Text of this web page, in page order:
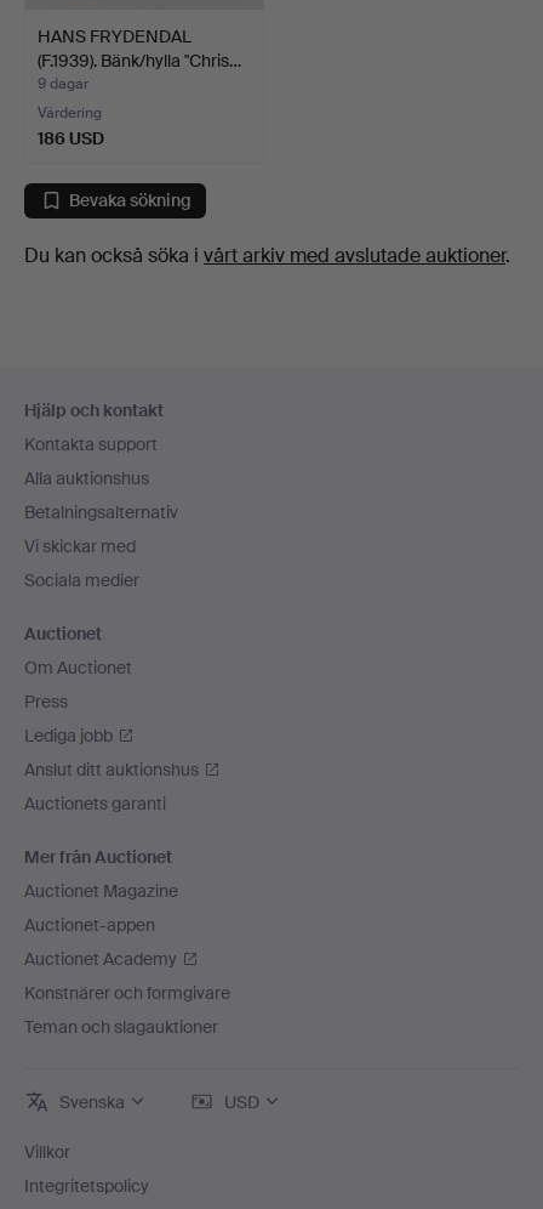
HANS FRYDENDAL
(F.1939). Bänk/hylla "Chris…
9 dagar
Värdering
186 USD
Bevaka sökning
Du kan också söka i vårt arkiv med avslutade auktioner.
Hjälp och kontakt
Kontakta support
Alla auktionshus
Betalningsalternativ
Vi skickar med
Sociala medier
Auctionet
Om Auctionet
Press
Lediga jobb
Anslut ditt auktionshus
Auctionets garanti
Mer från Auctionet
Auctionet Magazine
Auctionet-appen
Auctionet Academy
Konstnärer och formgivare
Teman och slagauktioner
Svenska USD
Villkor
Integritetspolicy